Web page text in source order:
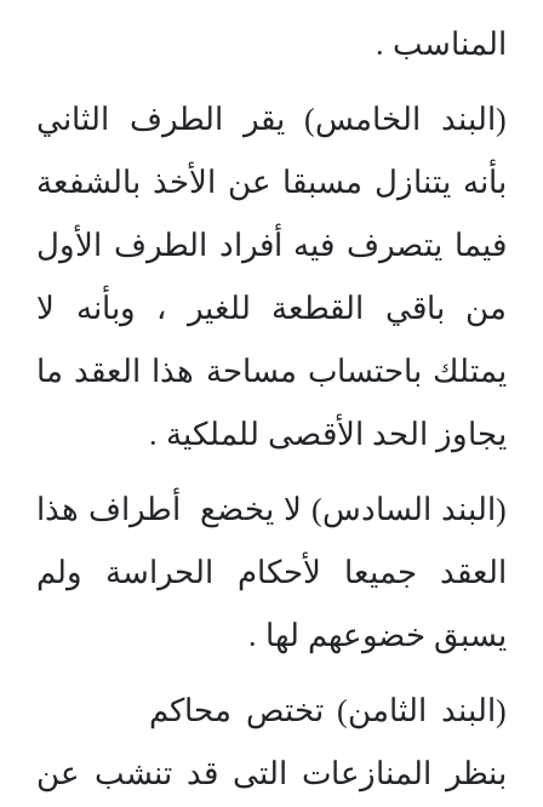
المناسب .
(البند الخامس) يقر الطرف الثاني
بأنه يتنازل مسبقا عن الأخذ بالشفعة
فيما يتصرف فيه أفراد الطرف الأول
من باقي القطعة للغير ، وبأنه لا
يمتلك باحتساب مساحة هذا العقد ما
يجاوز الحد الأقصى للملكية .
(البند السادس) لا يخضع أطراف هذا
العقد جميعا لأحكام الحراسة ولم
يسبق خضوعهم لها .
(البند الثامن) تختص محاكم
بنظر المنازعات التى قد تنشب عن